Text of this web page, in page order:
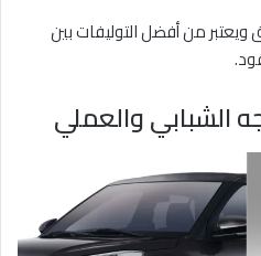
ويعتبر من أفضل التوليفات بين
الشبابي والعملي